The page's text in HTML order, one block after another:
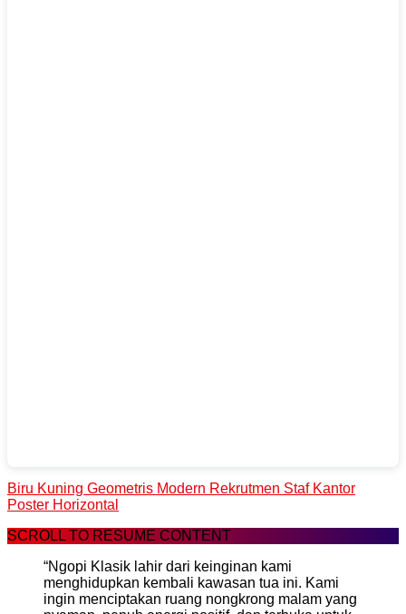
Biru Kuning Geometris Modern Rekrutmen Staf Kantor
Poster Horizontal
SCROLL TO RESUME CONTENT
“Ngopi Klasik lahir dari keinginan kami
menghidupkan kembali kawasan tua ini. Kami
ingin menciptakan ruang nongkrong malam yang